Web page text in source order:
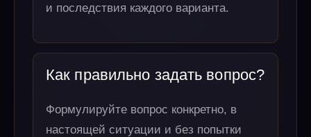
и последствия каждого варианта.
Как правильно задать вопрос?
Формулируйте вопрос конкретно, в
настоящей ситуации и без попытки